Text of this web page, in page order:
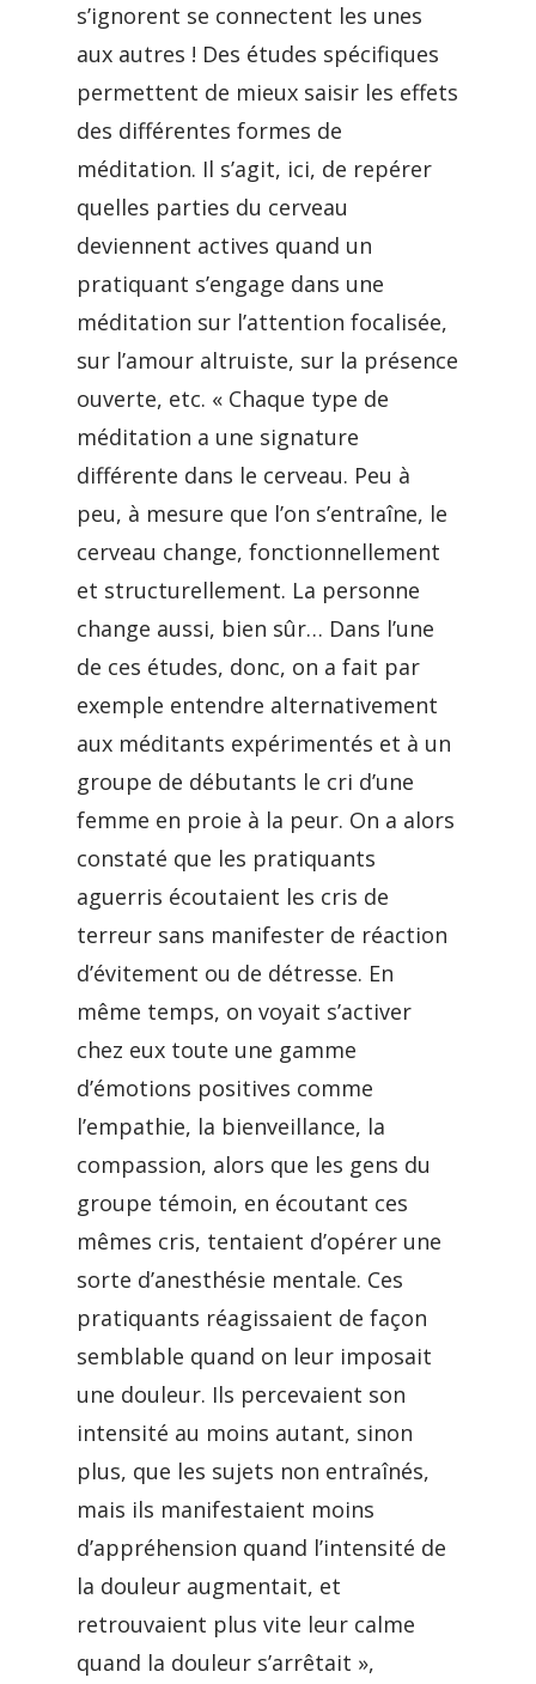
s’ignorent se connectent les unes
aux autres ! Des études spécifiques
permettent de mieux saisir les effets
des différentes formes de
méditation. Il s’agit, ici, de repérer
quelles parties du cerveau
deviennent actives quand un
pratiquant s’engage dans une
méditation sur l’attention focalisée,
sur l’amour altruiste, sur la présence
ouverte, etc. « Chaque type de
méditation a une signature
différente dans le cerveau. Peu à
peu, à mesure que l’on s’entraîne, le
cerveau change, fonctionnellement
et structurellement. La personne
change aussi, bien sûr… Dans l’une
de ces études, donc, on a fait par
exemple entendre alternativement
aux méditants expérimentés et à un
groupe de débutants le cri d’une
femme en proie à la peur. On a alors
constaté que les pratiquants
aguerris écoutaient les cris de
terreur sans manifester de réaction
d’évitement ou de détresse. En
même temps, on voyait s’activer
chez eux toute une gamme
d’émotions positives comme
l’empathie, la bienveillance, la
compassion, alors que les gens du
groupe témoin, en écoutant ces
mêmes cris, tentaient d’opérer une
sorte d’anesthésie mentale. Ces
pratiquants réagissaient de façon
semblable quand on leur imposait
une douleur. Ils percevaient son
intensité au moins autant, sinon
plus, que les sujets non entraînés,
mais ils manifestaient moins
d’appréhension quand l’intensité de
la douleur augmentait, et
retrouvaient plus vite leur calme
quand la douleur s’arrêtait »,